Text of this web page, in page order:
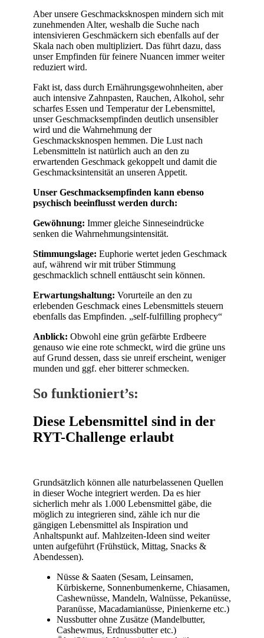
Aber unsere Geschmacksknospen mindern sich mit
zunehmenden Alter, weshalb die Suche nach
intensivieren Geschmäckern sich ebenfalls auf der
Skala nach oben multipliziert. Das führt dazu, dass
unser Empfinden für feinere Nuancen immer weiter
reduziert wird.
Fakt ist, dass durch Ernährungsgewohnheiten, aber
auch intensive Zahnpasten, Rauchen, Alkohol, sehr
scharfes Essen und Temperatur der Lebensmittel,
unser Geschmacksempfinden deutlich unsensibler
wird und die Wahrnehmung der
Geschmacksknospen hemmen. Die Lust nach
Lebensmitteln ist natürlich auch an den zu
erwartenden Geschmack gekoppelt und damit die
Geschmacksintensität an unseren Appetit.
Unser Geschmacksempfinden kann ebenso
psychisch beeinflusst werden durch:
Gewöhnung: Immer gleiche Sinneseindrücke
senken die Wahrnehmungsintensität.
Stimmungslage: Euphorie wertet jeden Geschmack
auf, während wir mit trüber Stimmung
geschmacklich schnell enttäuscht sein können.
Erwartungshaltung: Vorurteile an den zu
erlebenden Geschmack eines Lebensmittels steuern
ebenfalls das Empfinden. „self-fulfilling prophecy“
Anblick: Obwohl eine grün gefärbte Erdbeere
genauso wie eine rote schmeckt, wird die grüne uns
auf Grund dessen, dass sie unreif erscheint, weniger
munden und ggf. eher bitterer schmecken.
So funktioniert’s:
Diese Lebensmittel sind in der
RYT-Challenge erlaubt
Grundsätzlich können alle naturbelassenen Quellen
in dieser Woche integriert werden. Da es hier
sicherlich mehr als 1.000 Lebensmittel gäbe, die
möglich zu integrieren sind, zähle ich nur die
gängigen Lebensmittel als Inspiration und
Anhaltspunkt auf. Mahlzeiten-Ideen sind weiter
unten aufgeführt (Frühstück, Mittag, Snacks &
Abendessen).
Nüsse & Saaten (Sesam, Leinsamen,
Kürbiskerne, Sonnenbumenkerne, Chiasamen,
Cashewnüsse, Mandeln, Walnüsse, Pekanüsse,
Paranüsse, Macadamianüsse, Pinienkerne etc.)
Nussbutter ohne Zusätze (Mandelbutter,
Cashewmus, Erdnussbutter etc.)